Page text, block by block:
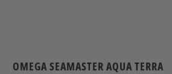
OMEGA SEAMASTER AQUA TERRA